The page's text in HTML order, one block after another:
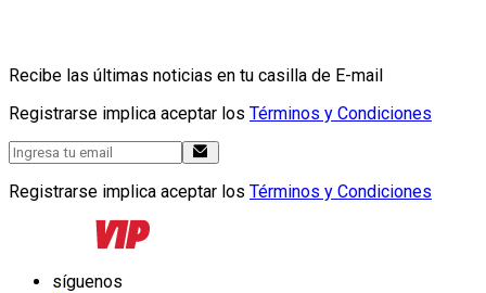
Recibe las últimas noticias en tu casilla de E-mail
Registrarse implica aceptar los Términos y Condiciones
Registrarse implica aceptar los Términos y Condiciones
síguenos